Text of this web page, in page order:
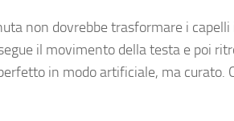
non dovrebbe trasformare i
il movimento della testa e poi
in modo artificiale, ma